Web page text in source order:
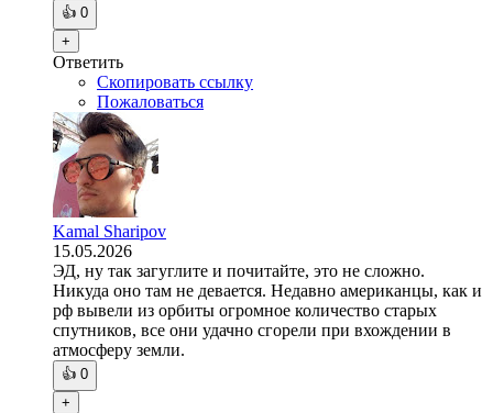
👍 0
+
Ответить
Скопировать ссылку
Пожаловаться
Kamal Sharipov
15.05.2026
ЭД, ну так загуглите и почитайте, это не сложно.
Никуда оно там не девается. Недавно американцы, как и
рф вывели из орбиты огромное количество старых
спутников, все они удачно сгорели при вхождении в
атмосферу земли.
👍 0
+